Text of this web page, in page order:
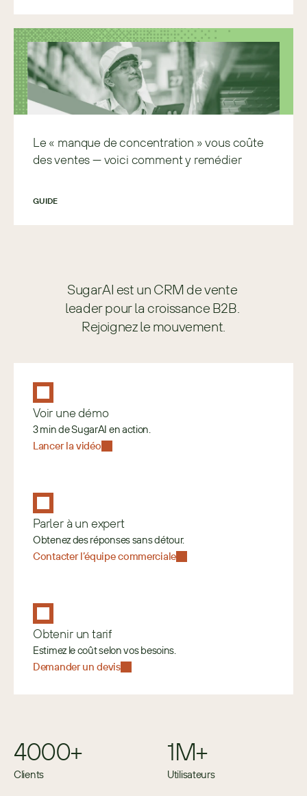
Le « manque de concentration » vous coûte
des ventes — voici comment y remédier
GUIDE
SugarAI est un CRM de vente
leader pour la croissance B2B.
Rejoignez le mouvement.
Voir une démo
3 min de SugarAI en action.
Lancer la vidéo
Parler à un expert
Obtenez des réponses sans détour.
Contacter l’équipe commerciale
Obtenir un tarif
Estimez le coût selon vos besoins.
Demander un devis
4000+
Clients
1M+
Utilisateurs